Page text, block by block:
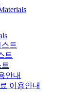
트
트
안내
이용안내